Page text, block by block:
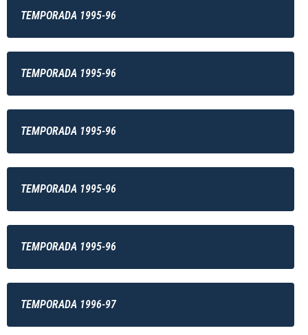
TEMPORADA 1995-96
TEMPORADA 1995-96
TEMPORADA 1995-96
TEMPORADA 1995-96
TEMPORADA 1995-96
TEMPORADA 1996-97